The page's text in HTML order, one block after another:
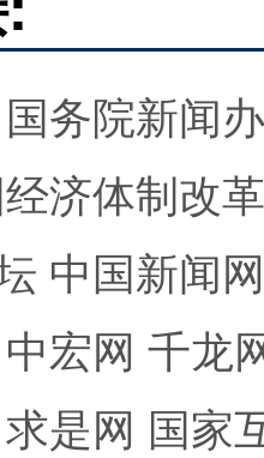
国务院新闻
济体制改
中国新闻网
中宏网 千龙
求是网 国家